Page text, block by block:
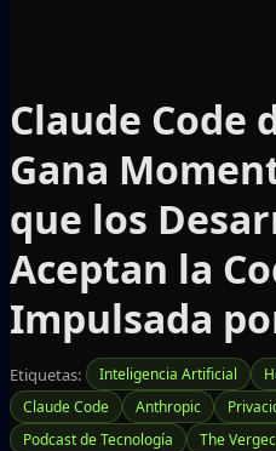
Claude Code
Gana
que los
Aceptan la
Impulsada
Etiquetas: Inteligencia Artificial
Claude Code
Anthropic
Podcast de Tecnología
The